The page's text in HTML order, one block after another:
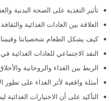
تأثير التغذية على الصحة البدنية
العلاقة بين العادات الغذائية
كيف يشكل الطعام شخصياتنا وقيمنا
النقد الاجتماعي للعادات الغذائية
الربط بين الغذاء والروحانية
أمثلة واقعية لأثر الغذاء على تطور
التأكيد على أن الاختيارات